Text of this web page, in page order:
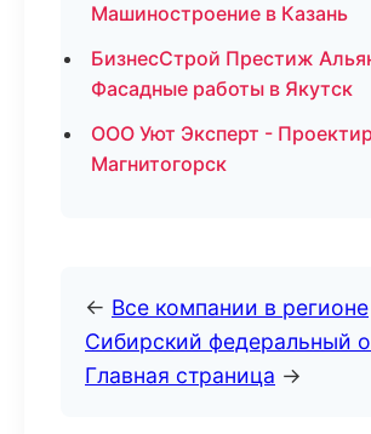
Машиностроение в Казань
БизнесСтрой Престиж
Фасадные работы в Якутск
ООО Уют Эксперт -
Магнитогорск
← Все компании в регионе
Сибирский федеральный
Главная страница →